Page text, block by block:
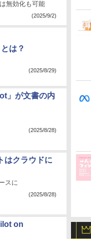
無効化も可能
(2025/9/2)
は？
(2025/8/29)
」が文書の内
(2025/8/28)
はクラウドに
スに
(2025/8/28)
on